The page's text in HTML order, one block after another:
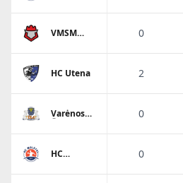
VMSM
tauras-
0
HC Utena 2
Varėnos
0
HC
0